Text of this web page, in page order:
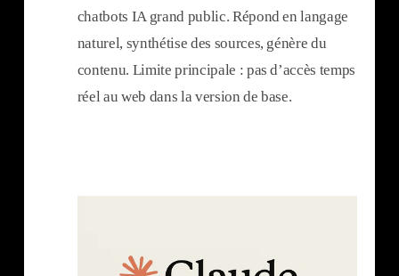
chatbots IA grand public. Répond en langage
naturel, synthétise des sources, génère du
contenu. Limite principale : pas d’accès temps
réel au web dans la version de base.